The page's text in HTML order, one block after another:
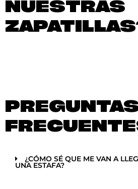
NUESTRAS
¿CÓMO SÉ QUE ME VAN A
UNA ESTAFA?